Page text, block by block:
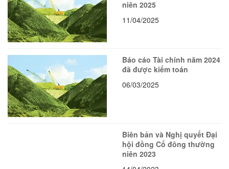
niên 2025
11/04/2025
Báo cáo Tài chính năm 2024
đã được kiểm toán
06/03/2025
Biên bản và Nghị quyết Đại
hội đồng Cổ đông thường
niên 2023